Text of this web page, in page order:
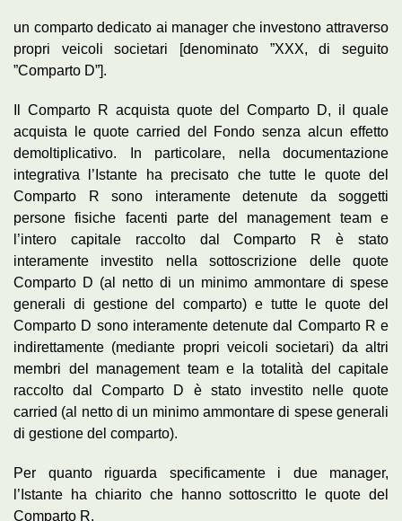
un comparto dedicato ai manager che investono attraverso
propri veicoli societari [denominato ”XXX, di seguito
”Comparto D”].
Il Comparto R acquista quote del Comparto D, il quale
acquista le quote carried del Fondo senza alcun effetto
demoltiplicativo. In particolare, nella documentazione
integrativa l’Istante ha precisato che tutte le quote del
Comparto R sono interamente detenute da soggetti
persone fisiche facenti parte del management team e
l’intero capitale raccolto dal Comparto R è stato
interamente investito nella sottoscrizione delle quote
Comparto D (al netto di un minimo ammontare di spese
generali di gestione del comparto) e tutte le quote del
Comparto D sono interamente detenute dal Comparto R e
indirettamente (mediante propri veicoli societari) da altri
membri del management team e la totalità del capitale
raccolto dal Comparto D è stato investito nelle quote
carried (al netto di un minimo ammontare di spese generali
di gestione del comparto).
Per quanto riguarda specificamente i due manager,
l’Istante ha chiarito che hanno sottoscritto le quote del
Comparto R.